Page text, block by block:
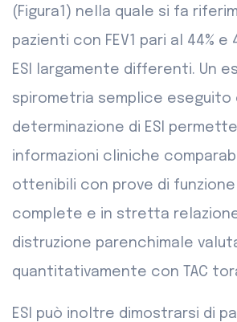
(Figura1) nella quale si fa
pazienti con FEV1 pari al 44% e
ESI largamente differenti. Un
spirometria semplice eseguito
determinazione di ESI
informazioni cliniche
ottenibili con prove di
complete e in stretta
distruzione parenchimale
quantitativamente con TAC
ESI può inoltre dimostrarsi di